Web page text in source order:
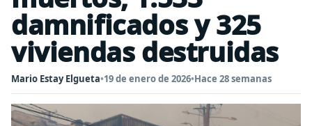
damnificados y 325
viviendas destruidas
Mario Estay Elgueta•19 de enero de 2026•Hace 28 semanas